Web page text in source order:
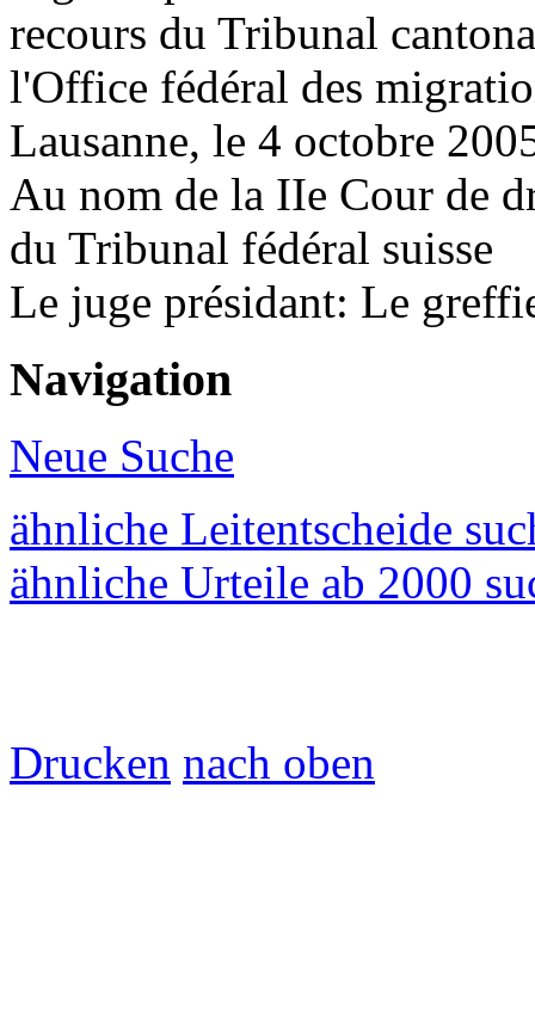
recours du Tribunal
l'Office fédéral des
Lausanne, le 4 octobre
Au nom de la IIe Cour de
du Tribunal fédéral suisse
Le juge présidant: Le
Navigation
Neue Suche
ähnliche Leitentscheide
ähnliche Urteile ab 2000
Drucken nach oben